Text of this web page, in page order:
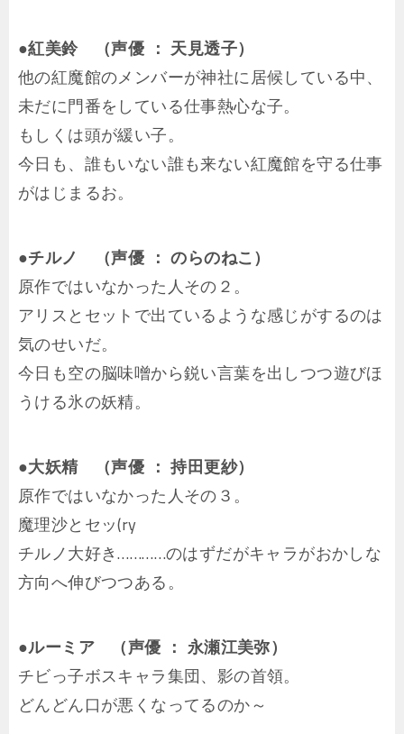
●紅美鈴 （声優 ： 天見透子）
他の紅魔館のメンバーが神社に居候している中、
未だに門番をしている仕事熱心な子。
もしくは頭が緩い子。
今日も、誰もいない誰も来ない紅魔館を守る仕事
がはじまるお。
●チルノ （声優 ： のらのねこ）
原作ではいなかった人その２。
アリスとセットで出ているような感じがするのは
気のせいだ。
今日も空の脳味噌から鋭い言葉を出しつつ遊びほ
うける氷の妖精。
●大妖精 （声優 ： 持田更紗）
原作ではいなかった人その３。
魔理沙とセッ(ry
チルノ大好き…………のはずだがキャラがおかしな
方向へ伸びつつある。
●ルーミア （声優 ： 永瀬江美弥）
チビっ子ボスキャラ集団、影の首領。
どんどん口が悪くなってるのか～